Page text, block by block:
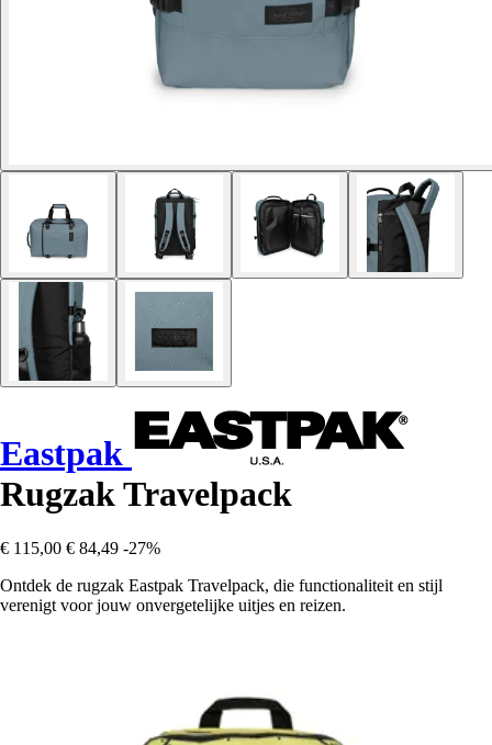
Eastpak
Rugzak Travelpack
€ 115,00 € 84,49 -27%
Ontdek de rugzak Eastpak Travelpack, die functionaliteit en stijl
verenigt voor jouw onvergetelijke uitjes en reizen.